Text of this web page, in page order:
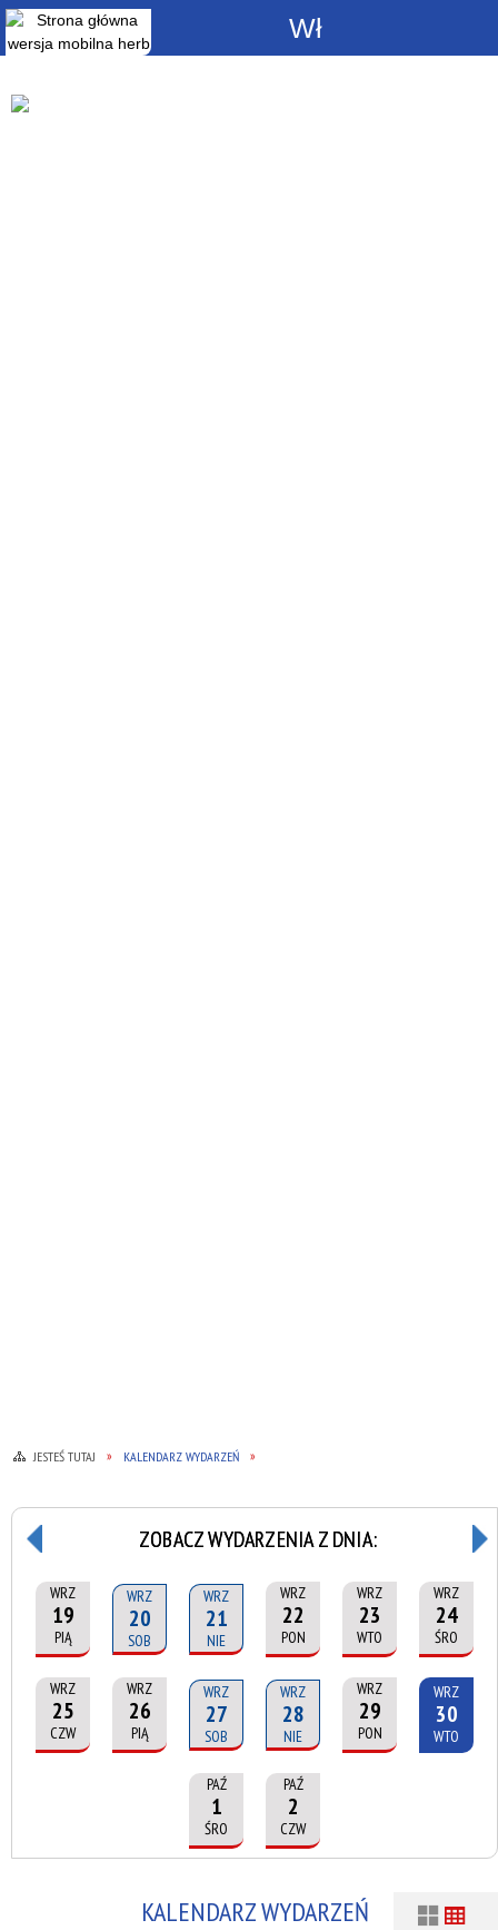
JESTEŚ TUTAJ KALENDARZ WYDARZEŃ
ZOBACZ WYDARZENIA Z DNIA:
WRZ
19
PIĄ
WRZ
20
SOB
WRZ
21
NIE
WRZ
22
PON
WRZ
23
WTO
WRZ
24
ŚRO
WRZ
25
CZW
WRZ
26
PIĄ
WRZ
27
SOB
WRZ
28
NIE
WRZ
29
PON
WRZ
30
WTO
PAŹ
1
ŚRO
PAŹ
2
CZW
KALENDARZ WYDARZEŃ
Włącz
powiadomienia